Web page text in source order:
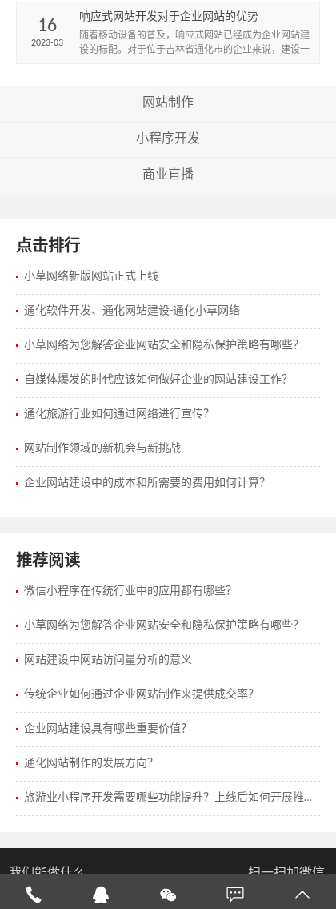
16
2023-03
响应式网站开发对于企业网站的优势
随着移动设备的普及，响应式网站已经成为企业网站建
设的标配。对于位于吉林省通化市的企业来说，建设一
网站制作
小程序开发
商业直播
点击排行
小草网络新版网站正式上线
通化软件开发、通化网站建设-通化小草网络
小草网络为您解答企业网站安全和隐私保护策略有哪些？
自媒体爆发的时代应该如何做好企业的网站建设工作？
通化旅游行业如何通过网络进行宣传？
网站制作领域的新机会与新挑战
企业网站建设中的成本和所需要的费用如何计算？
推荐阅读
微信小程序在传统行业中的应用都有哪些？
小草网络为您解答企业网站安全和隐私保护策略有哪些？
网站建设中网站访问量分析的意义
传统企业如何通过企业网站制作来提供成交率？
企业网站建设具有哪些重要价值？
通化网站制作的发展方向？
旅游业小程序开发需要哪些功能提升？上线后如何开展推广工作？
我们能做什么
主营：营销型网站建设，网站制作，微信小程序开
扫一扫加微信